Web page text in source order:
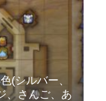
(シルバー、
、さんご、あ